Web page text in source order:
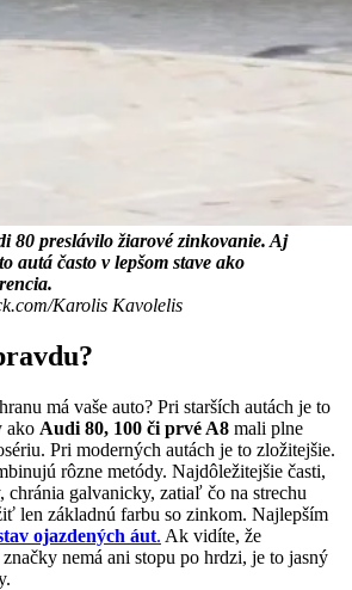
80 preslávilo žiarové zinkovanie. Aj
autá často v lepšom stave ako
Karolis Kavolelis
má vaše auto? Pri starších autách je to
ako Audi 80, 100 či prvé A8 mali plne
Pri moderných autách je to zložitejšie.
rôzne metódy. Najdôležitejšie časti,
chránia galvanicky, zatiaľ čo na strechu
len základnú farbu so zinkom. Najlepším
ojazdených áut. Ak vidíte, že
nemá ani stopu po hrdzi, je to jasný